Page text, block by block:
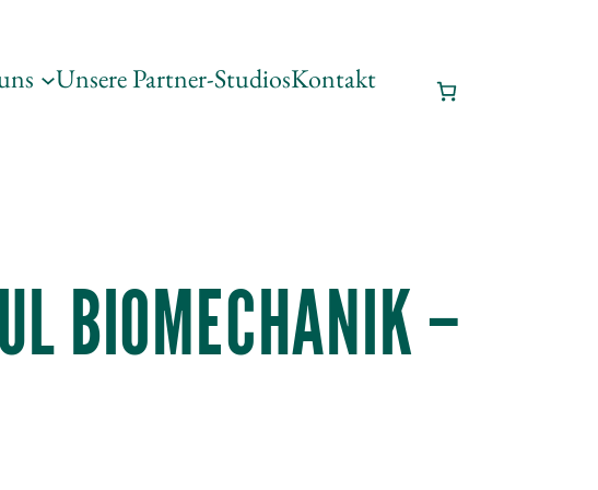
Unsere Partner-StudiosKontakt
BIOMECHANIK –